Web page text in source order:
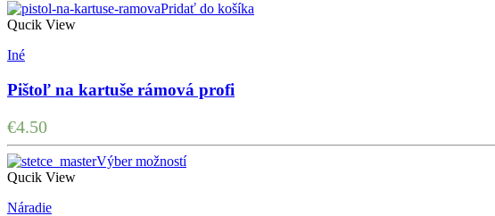
Pridať do košíka
Qucik View
Iné
Pištoľ na kartuše rámová profi
€4.50
Výber možností
Qucik View
Náradie